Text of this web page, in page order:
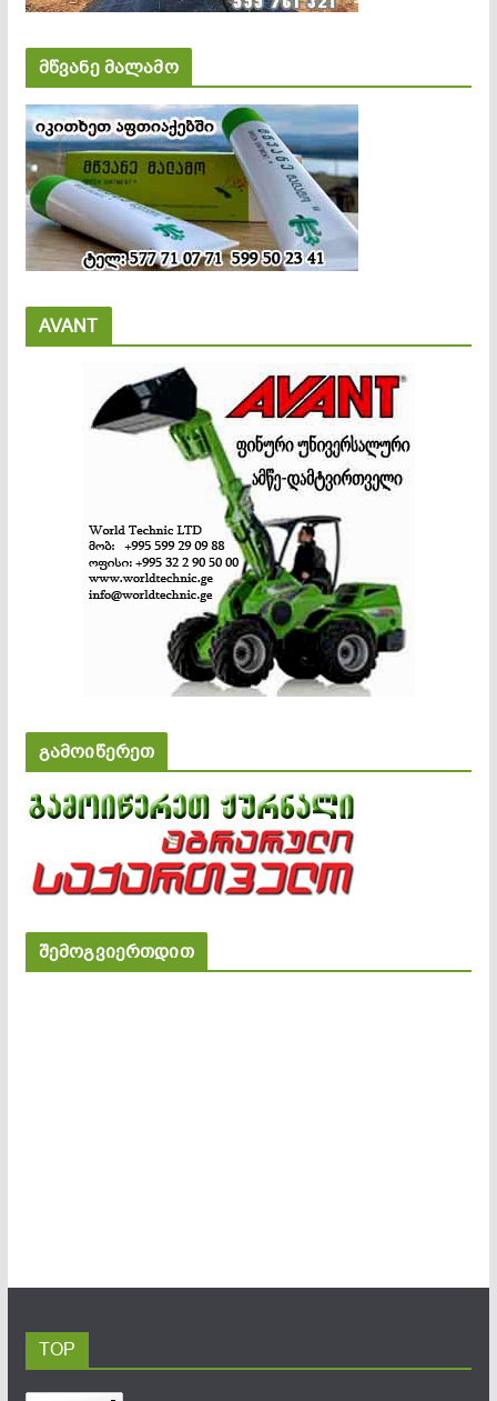
მწვანე მალამო
AVANT
გამოიწერეთ
შემოგვიერთდით
TOP